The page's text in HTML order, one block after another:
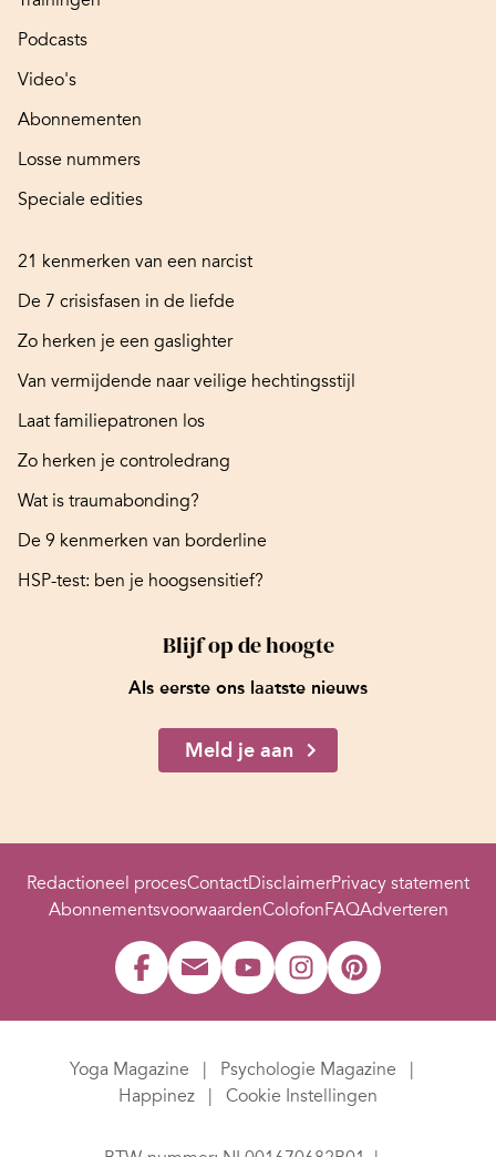
Podcasts
Video's
Abonnementen
Losse nummers
Speciale edities
21 kenmerken van een narcist
De 7 crisisfasen in de liefde
Zo herken je een gaslighter
Van vermijdende naar veilige hechtingsstijl
Laat familiepatronen los
Zo herken je controledrang
Wat is traumabonding?
De 9 kenmerken van borderline
HSP-test: ben je hoogsensitief?
Blijf op de hoogte
Als eerste ons laatste nieuws
Meld je aan
Redactioneel procesContactDisclaimerPrivacy statement
AbonnementsvoorwaardenColofonFAQAdverteren
Yoga Magazine
Psychologie Magazine
Happinez
Cookie Instellingen